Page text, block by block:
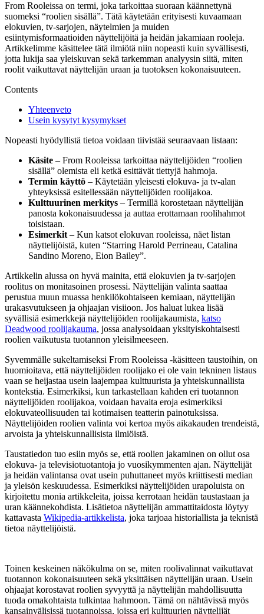
From Rooleissa on termi, joka tarkoittaa suoraan käännettynä
suomeksi “roolien sisällä”. Tätä käytetään erityisesti kuvaamaan
elokuvien, tv-sarjojen, näytelmien ja muiden
esiintymisformaatioiden näyttelijöitä ja heidän jakamiaan rooleja.
Artikkelimme käsittelee tätä ilmiötä niin nopeasti kuin syvällisesti,
jotta lukija saa yleiskuvan sekä tarkemman analyysin siitä, miten
roolit vaikuttavat näyttelijän uraan ja tuotoksen kokonaisuuteen.
Contents
Yhteenveto
Usein kysytyt kysymykset
Nopeasti hyödyllistä tietoa voidaan tiivistää seuraavaan listaan:
Käsite – From Rooleissa tarkoittaa näyttelijöiden “roolien
sisällä” olemista eli ketkä esittävät tiettyjä hahmoja.
Termin käyttö – Käytetään yleisesti elokuva- ja tv-alan
yhteyksissä esitellessään näyttelijöiden roolijakoa.
Kulttuurinen merkitys – Termillä korostetaan näyttelijän
panosta kokonaisuudessa ja auttaa erottamaan roolihahmot
toisistaan.
Esimerkit – Kun katsot elokuvan rooleissa, näet listan
näyttelijöistä, kuten “Starring Harold Perrineau, Catalina
Sandino Moreno, Eion Bailey”.
Artikkelin alussa on hyvä mainita, että elokuvien ja tv-sarjojen
roolitus on monitasoinen prosessi. Näyttelijän valinta saattaa
perustua muun muassa henkilökohtaiseen kemiaan, näyttelijän
urakasvutukseen ja ohjaajan visiioon. Jos haluat lukea lisää
syvällisiä esimerkkejä näyttelijöiden roolijakaumista, katso
Deadwood roolijakauma, jossa analysoidaan yksityiskohtaisesti
roolien vaikutusta tuotannon yleisilmeeseen.
Syvemmälle sukeltamiseksi From Rooleissa -käsitteen taustoihin, on
huomioitava, että näyttelijöiden roolijako ei ole vain tekninen listaus
vaan se heijastaa usein laajempaa kulttuurista ja yhteiskunnallista
kontekstia. Esimerkiksi, kun tarkastellaan kahden eri tuotannon
näyttelijöiden roolijakoa, voidaan havaita eroja esimerkiksi
elokuvateollisuuden tai kotimaisen teatterin painotuksissa.
Näyttelijöiden roolien valinta voi kertoa myös aikakauden trendeistä,
arvoista ja yhteiskunnallisista ilmiöistä.
Taustatiedon tuo esiin myös se, että roolien jakaminen on ollut osa
elokuva- ja televisiotuotantoja jo vuosikymmenten ajan. Näyttelijät
ja heidän valintansa ovat usein puhuttaneet myös kriittisesti median
ja yleisön keskuudessa. Esimerkiksi näyttelijöiden urapoluista on
kirjoitettu monia artikkeleita, joissa kerrotaan heidän taustastaan ja
uran käännekohdista. Lisätietoa näyttelijän ammattitaidosta löytyy
kattavasta Wikipedia-artikkelista, joka tarjoaa historiallista ja teknistä
tietoa näyttelijöistä.
Toinen keskeinen näkökulma on se, miten roolivalinnat vaikuttavat
tuotannon kokonaisuuteen sekä yksittäisen näyttelijän uraan. Usein
ohjaajat korostavat roolien syvyyttä ja näyttelijän mahdollisuutta
tuoda omakohtaista tulkintaa hahmoon. Tämä on nähtävissä myös
kansainvälisissä tuotannoissa, joissa eri kulttuurien näyttelijät